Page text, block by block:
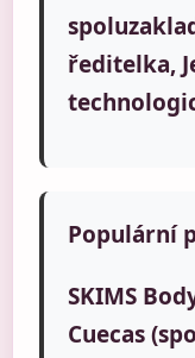
ředitelka,
Populární
SKIMS
Cuecas